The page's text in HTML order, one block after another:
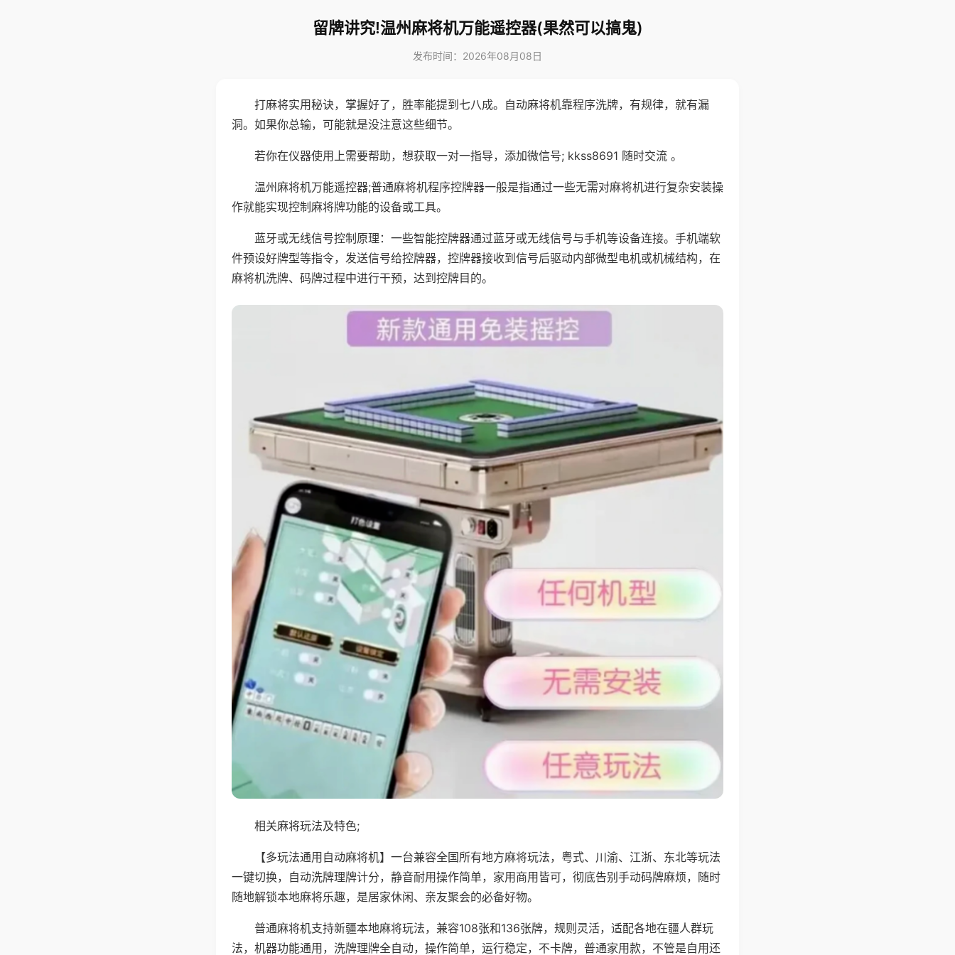
留牌讲究!温州麻将机万能遥控器(果然可以搞鬼)
发布时间：2026年08月08日
打麻将实用秘诀，掌握好了，胜率能提到七八成。自动麻将机靠程序洗牌，有规律，就有漏
洞。如果你总输，可能就是没注意这些细节。
若你在仪器使用上需要帮助，想获取一对一指导，添加微信号; kkss8691 随时交流 。
温州麻将机万能遥控器;普通麻将机程序控牌器一般是指通过一些无需对麻将机进行复杂安装操
作就能实现控制麻将牌功能的设备或工具。
蓝牙或无线信号控制原理：一些智能控牌器通过蓝牙或无线信号与手机等设备连接。手机端软
件预设好牌型等指令，发送信号给控牌器，控牌器接收到信号后驱动内部微型电机或机械结构，在
麻将机洗牌、码牌过程中进行干预，达到控牌目的。
相关麻将玩法及特色;
【多玩法通用自动麻将机】一台兼容全国所有地方麻将玩法，粤式、川渝、江浙、东北等玩法
一键切换，自动洗牌理牌计分，静音耐用操作简单，家用商用皆可，彻底告别手动码牌麻烦，随时
随地解锁本地麻将乐趣，是居家休闲、亲友聚会的必备好物。
普通麻将机支持新疆本地麻将玩法，兼容108张和136张牌，规则灵活，适配各地在疆人群玩
法，机器功能通用，洗牌理牌全自动，操作简单，运行稳定，不卡牌，普通家用款，不管是自用还